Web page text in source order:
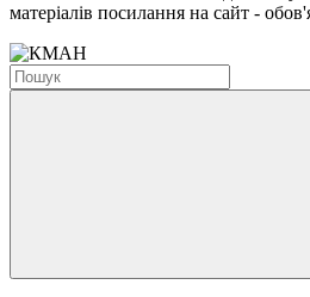
матеріалів посилання на сайт -